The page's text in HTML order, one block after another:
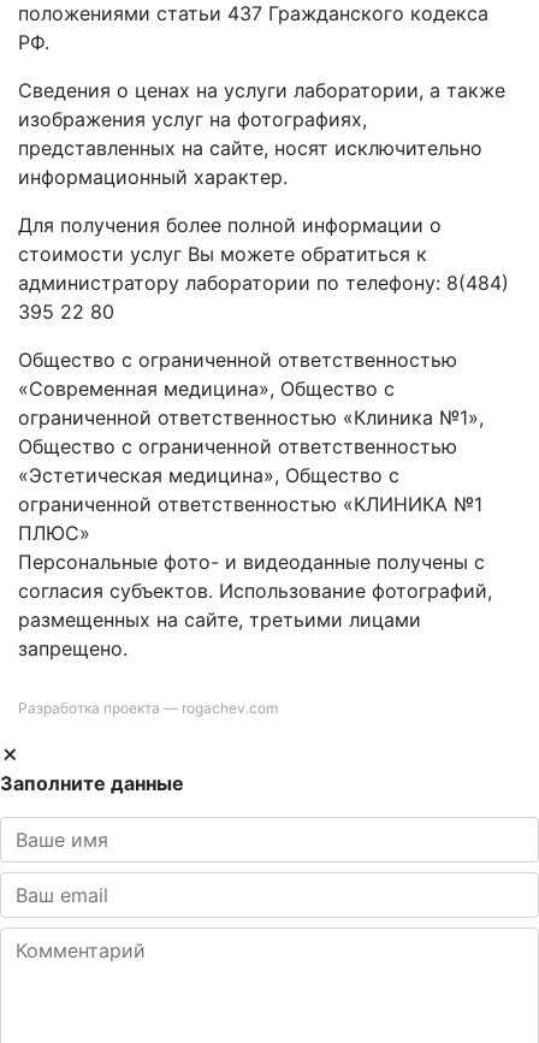
положениями статьи 437 Гражданского кодекса
РФ.
Сведения о ценах на услуги лаборатории, а также
изображения услуг на фотографиях,
представленных на сайте, носят исключительно
информационный характер.
Для получения более полной информации о
стоимости услуг Вы можете обратиться к
администратору лаборатории по телефону: 8(484)
395 22 80
Общество с ограниченной ответственностью
«Современная медицина», Общество с
ограниченной ответственностью «Клиника №1»,
Общество с ограниченной ответственностью
«Эстетическая медицина», Общество с
ограниченной ответственностью «КЛИНИКА №1
ПЛЮС»
Персональные фото- и видеоданные получены с
согласия субъектов. Использование фотографий,
размещенных на сайте, третьими лицами
запрещено.
Разработка проекта — rogachev.com
Заполните данные